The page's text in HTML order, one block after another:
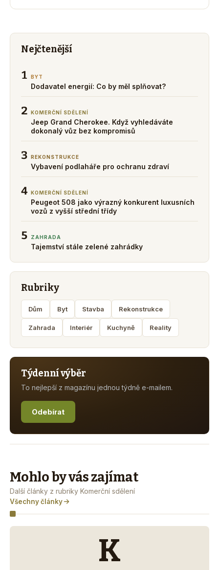
Nejčtenější
1 BYT
Dodavatel energií: Co by měl splňovat?
2 KOMERČNÍ SDĚLENÍ
Jeep Grand Cherokee. Když vyhledáváte
dokonalý vůz bez kompromisů
3 REKONSTRUKCE
Vybavení podlaháře pro ochranu zdraví
4 KOMERČNÍ SDĚLENÍ
Peugeot 508 jako výrazný konkurent luxusních
vozů z vyšší střední třídy
5 ZAHRADA
Tajemství stále zelené zahrádky
Rubriky
Dům Byt Stavba Rekonstrukce
Zahrada Interiér Kuchyně Reality
Týdenní výběr
To nejlepší z magazínu jednou týdně e-mailem.
Odebírat
Mohlo by vás zajímat
Další články z rubriky Komerční sdělení
Všechny články
K